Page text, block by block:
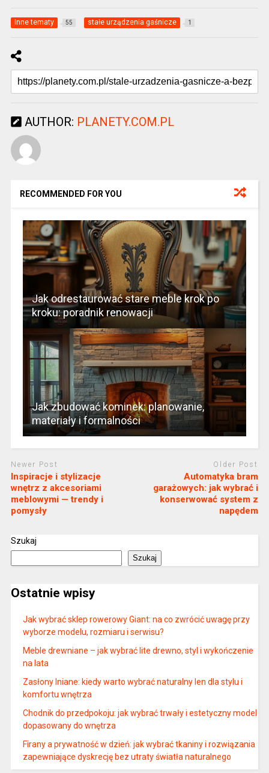
Inne tematy 55 stałe urządzenia gaśnicze 1
AUTHOR: PLANETY.COM.PL
RECOMMENDED FOR YOU
Jak odrestaurować stare meble krok po
kroku: poradnik renowacji
Jak zbudować kominek: planowanie,
materiały i formalności
Newer Post
Inspiracje i stylizacje
wnętrz z akcesoriami
meblowymi — trendy i
pomysły
Older Post
Automatyka bram
garażowych: jak wybrać i
konserwować system z
napędem
Szukaj
Szukaj
Ostatnie wpisy
Jak wybrać sklep rowerowy Giant: na co zwrócić uwagę przy
wyborze modelu, rozmiaru i serwisu?
Meble drewniane – jak wybrać lite drewno, styl i wykończenie
na lata
Zasłony lniane: kiedy warto wybrać naturalny len dla stylu i
komfortu wnętrza
Chodnik do przedpokoju: jak wybrać trwały i estetyczny model
dopasowany do wnętrza
Firany a prywatność w dzień: jak wybrać tkaniny i rozwiązania
zapewniające dyskrecję bez utraty światła naturalnego